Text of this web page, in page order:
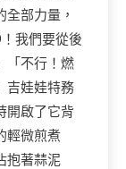
部力量，
我們要從後
「不行！燃
吉娃娃特務
開啟了它背
輕微煎煮
抱著蒜泥